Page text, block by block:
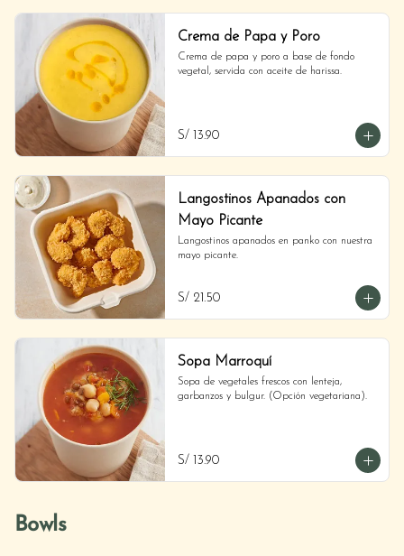
Crema de Papa y Poro
Crema de papa y poro a base de fondo
vegetal, servida con aceite de harissa.
S/ 13.90
Langostinos Apanados con
Mayo Picante
Langostinos apanados en panko con nuestra
mayo picante.
S/ 21.50
Sopa Marroquí
Sopa de vegetales frescos con lenteja,
garbanzos y bulgur. (Opción vegetariana).
S/ 13.90
Bowls